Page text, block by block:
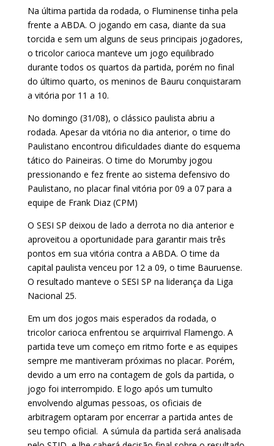
Na última partida da rodada, o Fluminense tinha pela
frente a ABDA. O jogando em casa, diante da sua
torcida e sem um alguns de seus principais jogadores,
o tricolor carioca manteve um jogo equilibrado
durante todos os quartos da partida, porém no final
do último quarto, os meninos de Bauru conquistaram
a vitória por 11 a 10.
No domingo (31/08), o clássico paulista abriu a
rodada. Apesar da vitória no dia anterior, o time do
Paulistano encontrou dificuldades diante do esquema
tático do Paineiras. O time do Morumby jogou
pressionando e fez frente ao sistema defensivo do
Paulistano, no placar final vitória por 09 a 07 para a
equipe de Frank Diaz (CPM)
O SESI SP deixou de lado a derrota no dia anterior e
aproveitou a oportunidade para garantir mais três
pontos em sua vitória contra a ABDA. O time da
capital paulista venceu por 12 a 09, o time Bauruense.
O resultado manteve o SESI SP na liderança da Liga
Nacional 25.
Em um dos jogos mais esperados da rodada, o
tricolor carioca enfrentou se arquirrival Flamengo. A
partida teve um começo em ritmo forte e as equipes
sempre me mantiveram próximas no placar. Porém,
devido a um erro na contagem de gols da partida, o
jogo foi interrompido. E logo após um tumulto
envolvendo algumas pessoas, os oficiais de
arbitragem optaram por encerrar a partida antes de
seu tempo oficial. A súmula da partida será analisada